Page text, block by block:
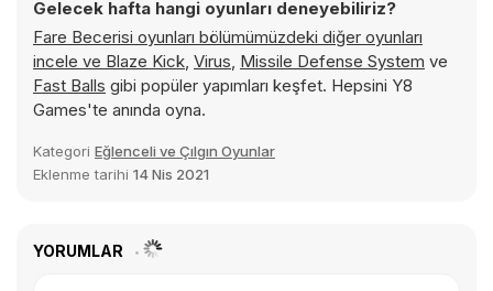
Gelecek hafta hangi oyunları deneyebiliriz?
Fare Becerisi oyunları bölümümüzdeki diğer oyunları
incele ve Blaze Kick, Virus, Missile Defense System ve
Fast Balls gibi popüler yapımları keşfet. Hepsini Y8
Games'te anında oyna.
Kategori Eğlenceli ve Çılgın Oyunlar
Eklenme tarihi 14 Nis 2021
YORUMLAR